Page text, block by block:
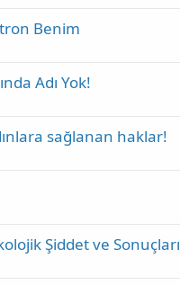
Benim
Adı Yok!
sağlanan haklar!
Şiddet ve Sonuçları